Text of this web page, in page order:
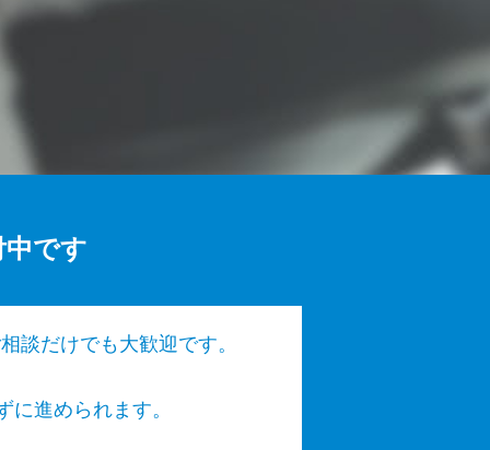
です
だけでも大歓迎です。
進められます。